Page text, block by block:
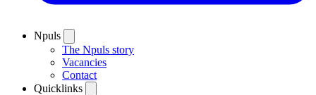
Npuls
The Npuls story
Vacancies
Contact
Quicklinks